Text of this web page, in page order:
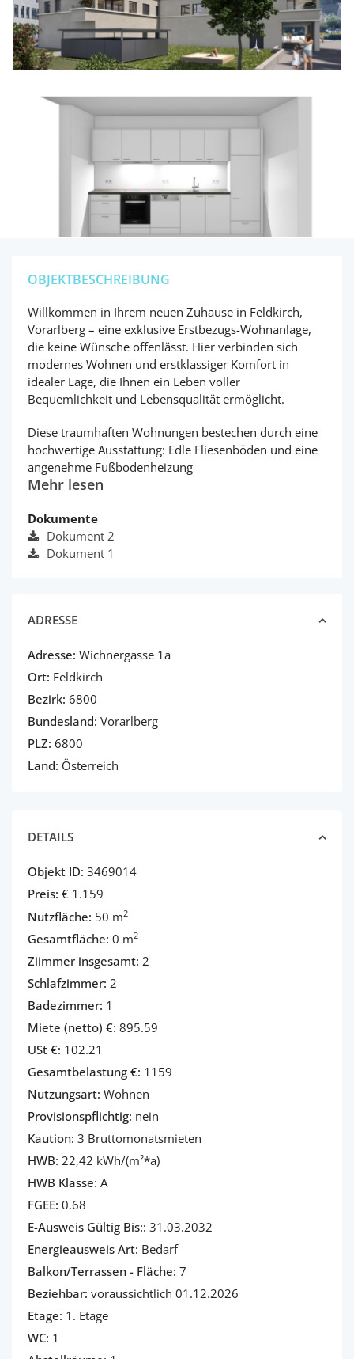
OBJEKTBESCHREIBUNG
Willkommen in Ihrem neuen Zuhause in Feldkirch,
Vorarlberg – eine exklusive Erstbezugs-Wohnanlage,
die keine Wünsche offenlässt. Hier verbinden sich
modernes Wohnen und erstklassiger Komfort in
idealer Lage, die Ihnen ein Leben voller
Bequemlichkeit und Lebensqualität ermöglicht.
Diese traumhaften Wohnungen bestechen durch eine
hochwertige Ausstattung: Edle Fliesenböden und eine
angenehme Fußbodenheizung
Mehr lesen
Dokumente
Dokument 2
Dokument 1
ADRESSE
Adresse: Wichnergasse 1a
Ort: Feldkirch
Bezirk: 6800
Bundesland: Vorarlberg
PLZ: 6800
Land: Österreich
DETAILS
Objekt ID: 3469014
Preis: € 1.159
Nutzfläche: 50 m2
Gesamtfläche: 0 m2
Ziimmer insgesamt: 2
Schlafzimmer: 2
Badezimmer: 1
Miete (netto) €: 895.59
USt €: 102.21
Gesamtbelastung €: 1159
Nutzungsart: Wohnen
Provisionspflichtig: nein
Kaution: 3 Bruttomonatsmieten
HWB: 22,42 kWh/(m²*a)
HWB Klasse: A
FGEE: 0.68
E-Ausweis Gültig Bis:: 31.03.2032
Energieausweis Art: Bedarf
Balkon/Terrassen - Fläche: 7
Beziehbar: voraussichtlich 01.12.2026
Etage: 1. Etage
WC: 1